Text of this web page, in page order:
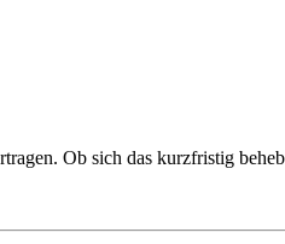
Ob sich das kurzfristig